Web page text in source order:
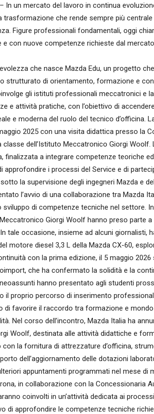
– In un mercato del lavoro in continua
che rende sempre più
Figure professionali fondamentali, oggi
e con nuove competenze richieste dal
che nasce Mazda Edu, un progetto
strutturato di orientamento, formazione e
gli istituti professionali meccatronici e
e attività pratiche, con l’obiettivo di
e moderna del ruolo del tecnico d’officina.
2025 con una visita didattica presso la
dell’Istituto Meccatronico Giorgi Woolf.
finalizzata a integrare competenze teoriche
approfondire i processi del Service e di
la supervisione degli ingegneri Mazda e
l’avvio di una collaborazione tra Mazda
sviluppo di competenze tecniche nel settore.
Giorgi Woolf hanno preso parte
tale occasione, insieme ad alcuni giornalisti,
motore diesel 3,3 L della Mazda CX-60,
con la prima edizione, il 5 maggio
che ha confermato la solidità e la
hanno presentato agli studenti
il proprio percorso di inserimento
di favorire il raccordo tra formazione e
Nel corso dell’incontro, Mazda Italia ha
Woolf, destinata alle attività didattiche e
la fornitura di attrezzature d’officina,
dell’aggiornamento delle dotazioni
appuntamenti programmati nel mese di
in collaborazione con la Concessionaria
coinvolti in un’attività dedicata ai
di approfondire le competenze tecniche